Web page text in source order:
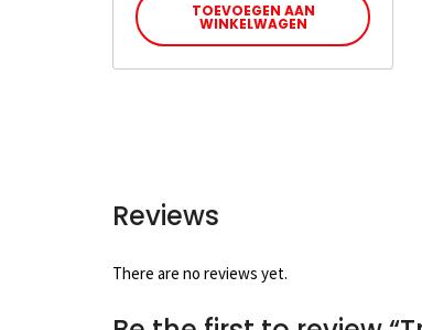
TOEVOEGEN AAN
WINKELWAGEN
Reviews
There are no reviews yet.